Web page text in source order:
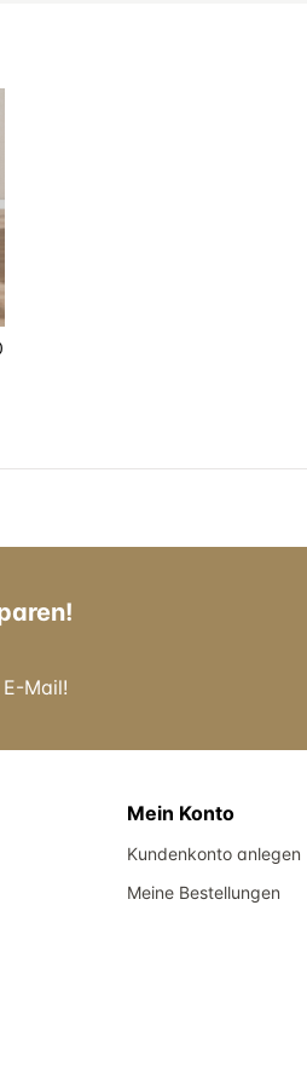
Mail!
Mein Konto
Kundenkonto anlegen
Meine Bestellungen